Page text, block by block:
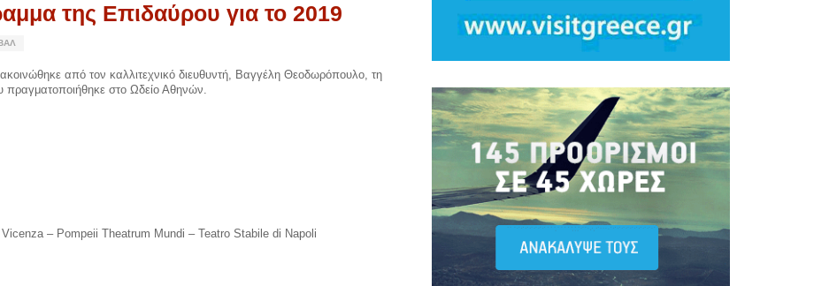
της Επιδαύρου για το 2019
από τον καλλιτεχνικό διευθυντή, Βαγγέλη Θεοδωρόπουλο, τη
στο Ωδείο Αθηνών.
– Pompeii Theatrum Mundi – Teatro Stabile di Napoli